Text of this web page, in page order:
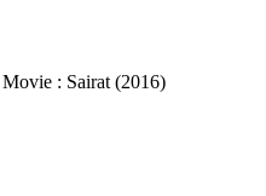
: Sairat (2016)